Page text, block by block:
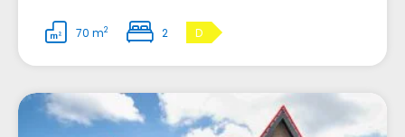
70 m2 2 D